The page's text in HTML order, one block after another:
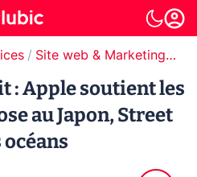
Site web & Marketing Digital
: Apple soutient les
au Japon, Street